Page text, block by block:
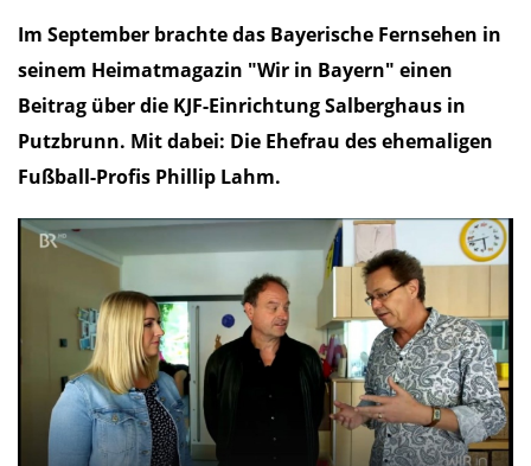
Im September brachte das Bayerische Fernsehen in
seinem Heimatmagazin "Wir in Bayern" einen
Beitrag über die KJF-Einrichtung Salberghaus in
Putzbrunn. Mit dabei: Die Ehefrau des ehemaligen
Fußball-Profis Phillip Lahm.